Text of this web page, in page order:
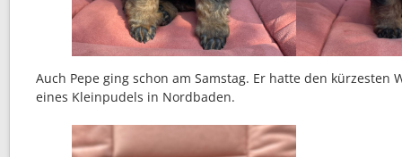
Auch Pepe ging schon am Samstag. Er hatte den kürzesten
eines Kleinpudels in Nordbaden.